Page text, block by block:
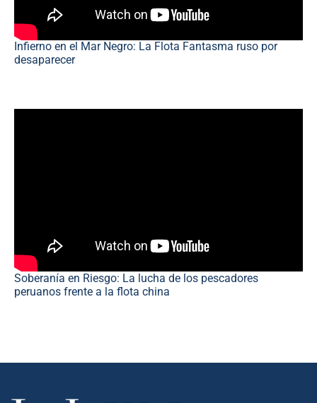
Infierno en el Mar Negro: La Flota Fantasma ruso por
desaparecer
Soberanía en Riesgo: La lucha de los pescadores
peruanos frente a la flota china